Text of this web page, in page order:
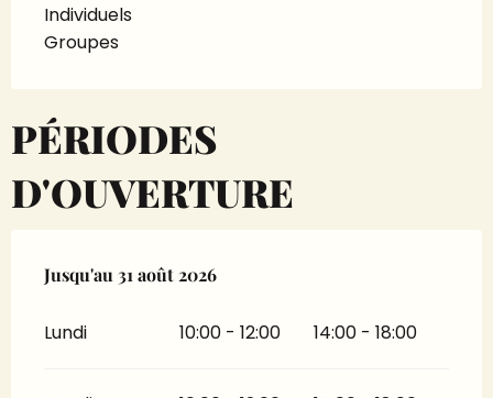
Individuels
Groupes
PÉRIODES
D'OUVERTURE
Du1 juillet 2026au31 août 2026
Jusqu'au31 août 2026
Lundi 10:00 - 12:00 14:00 - 18:00